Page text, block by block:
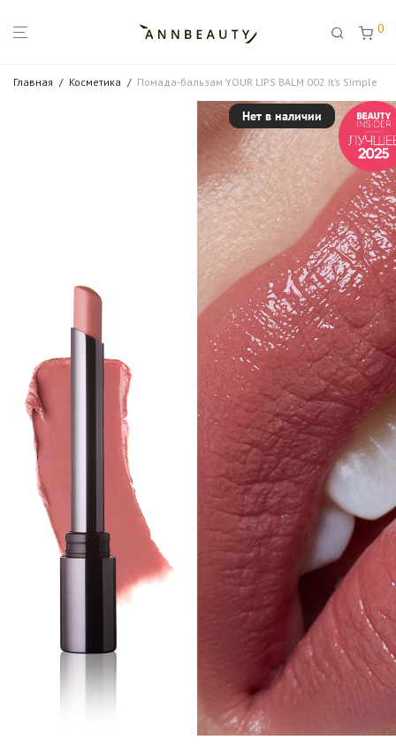
0
Главная / Косметика / Помада-бальзам YOUR LIPS BALM 002 It’s Simple
Нет в наличии